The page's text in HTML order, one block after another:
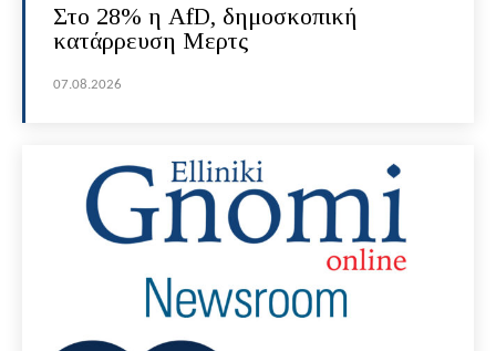
Στο 28% η AfD, δημοσκοπική
κατάρρευση Μερτς
07.08.2026